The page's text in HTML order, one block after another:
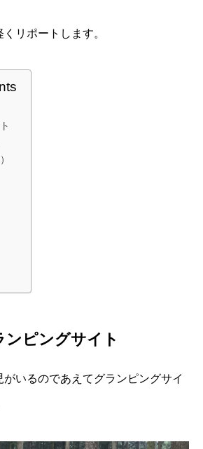
リポートします。
ンピングサイト
いるのであえてグランピングサイ